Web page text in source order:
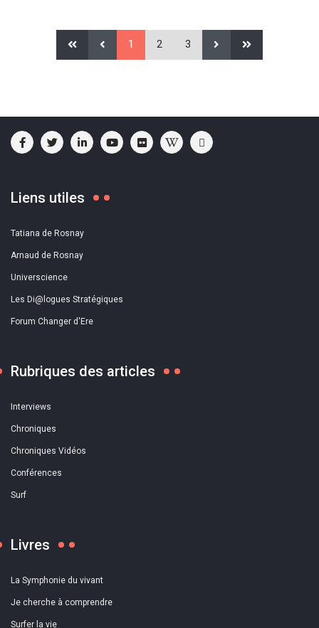
1 2 3
Liens utiles
Tatiana de Rosnay
Arnaud de Rosnay
Universcience
Les Di@logues Stratégiques
Forum Changer d'Ere
Rubriques des articles
Interviews
Chroniques
Chroniques Vidéos
Conférences
Surf
Livres
La Symphonie du vivant
Je cherche à comprendre
Surfer la vie